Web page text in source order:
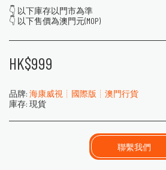
👇 以下庫存以門市為準
👇 以下售價為澳門元(MOP)
HK$999
品牌: 海康威視┊國際版┊澳門行貨
庫存: 現貨
聯繫我們